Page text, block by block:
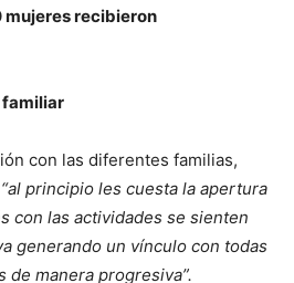
mujeres recibieron
familiar
con las diferentes familias,
“al principio les cuesta la apertura
con las actividades se sienten
generando un vínculo con todas
de manera progresiva”.